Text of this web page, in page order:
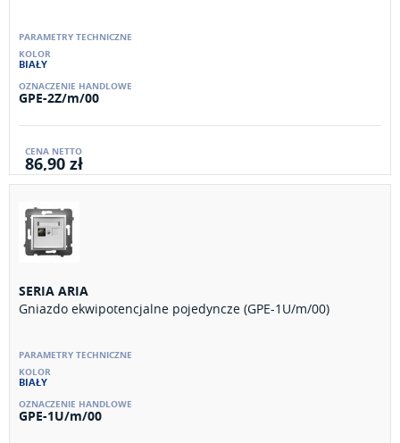
BIAŁY
GPE-2Z/m/00
86,90 zł
SERIA ARIA
Gniazdo ekwipotencjalne pojedyncze (GPE-1U/m/00)
BIAŁY
GPE-1U/m/00